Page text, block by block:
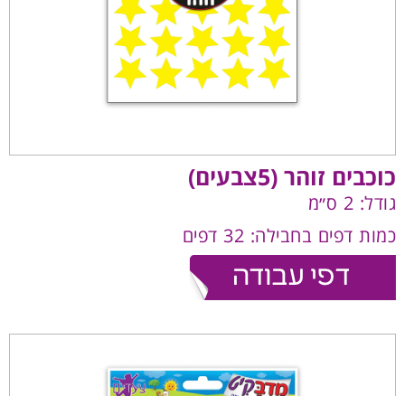
כוכבים זוהר (5צבעים)
גודל: 2 ס״מ
כמות דפים בחבילה: 32 דפים